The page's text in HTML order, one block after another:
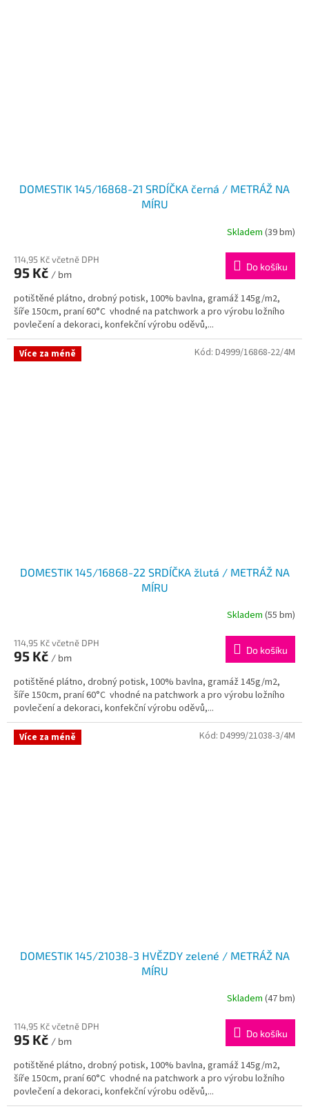
DOMESTIK 145/16868-21 SRDÍČKA černá / METRÁŽ NA
MÍRU
Skladem (39 bm)
114,95 Kč včetně DPH
95 Kč / bm
Do košíku
potištěné plátno, drobný potisk, 100% bavlna, gramáž 145g/m2,
šíře 150cm, praní 60°C vhodné na patchwork a pro výrobu ložního
povlečení a dekoraci, konfekční výrobu oděvů,...
Více za méně
DOMESTIK 145/16868-22 SRDÍČKA žlutá / METRÁŽ NA
MÍRU
Skladem (55 bm)
114,95 Kč včetně DPH
95 Kč / bm
Do košíku
potištěné plátno, drobný potisk, 100% bavlna, gramáž 145g/m2,
šíře 150cm, praní 60°C vhodné na patchwork a pro výrobu ložního
povlečení a dekoraci, konfekční výrobu oděvů,...
Kód: D4999/16868-22/4M
Více za méně
DOMESTIK 145/21038-3 HVĚZDY zelené / METRÁŽ NA
MÍRU
Skladem (47 bm)
114,95 Kč včetně DPH
95 Kč / bm
Do košíku
potištěné plátno, drobný potisk, 100% bavlna, gramáž 145g/m2,
šíře 150cm, praní 60°C vhodné na patchwork a pro výrobu ložního
povlečení a dekoraci, konfekční výrobu oděvů,...
Kód: D4999/21038-3/4M